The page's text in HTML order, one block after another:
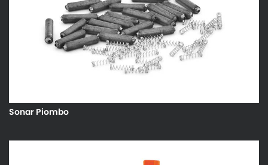
Sonar Piombo